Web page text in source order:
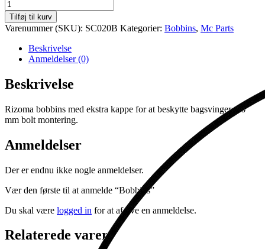
Bobbins
antal
Tilføj til kurv
Varenummer (SKU): SC020B Kategorier: Bobbins, Mc Parts
Beskrivelse
Anmeldelser (0)
Beskrivelse
Rizoma bobbins med ekstra kappe for at beskytte bagsvinger – 6
mm bolt montering.
Anmeldelser
Der er endnu ikke nogle anmeldelser.
Vær den første til at anmelde “Bobbins”
Du skal være logged in for at afgive en anmeldelse.
Relaterede varer